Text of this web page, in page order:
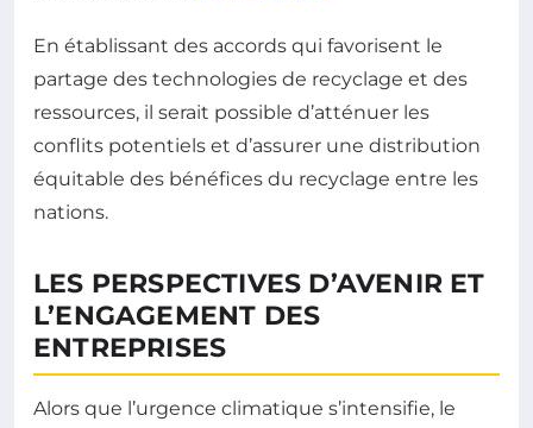
En établissant des accords qui favorisent le
partage des technologies de recyclage et des
ressources, il serait possible d’atténuer les
conflits potentiels et d’assurer une distribution
équitable des bénéfices du recyclage entre les
nations.
LES PERSPECTIVES D’AVENIR ET
L’ENGAGEMENT DES
ENTREPRISES
Alors que l’urgence climatique s’intensifie, le